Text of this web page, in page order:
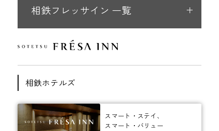
相鉄フレッサイン 一覧
相鉄ホテルズ
スマート・ステイ、
スマート・バリュー